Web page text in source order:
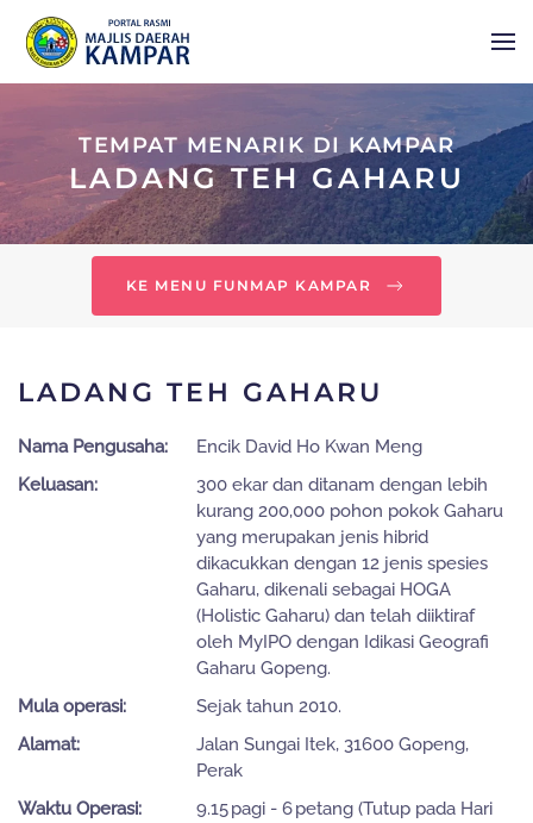
Skip to main content
TEMPAT MENARIK DI KAMPAR
LADANG TEH GAHARU
KE MENU FUNMAP KAMPAR
LADANG TEH GAHARU
Nama Pengusaha:
Encik David Ho Kwan Meng
Keluasan:
300 ekar dan ditanam dengan lebih
kurang 200,000 pohon pokok Gaharu
yang merupakan jenis hibrid
dikacukkan dengan 12 jenis spesies
Gaharu, dikenali sebagai HOGA
(Holistic Gaharu) dan telah diiktiraf
oleh MyIPO dengan Idikasi Geografi
Gaharu Gopeng.
Mula operasi:
Sejak tahun 2010.
Alamat:
Jalan Sungai Itek, 31600 Gopeng,
Perak
Waktu Operasi:
9.15 pagi - 6 petang (Tutup pada Hari